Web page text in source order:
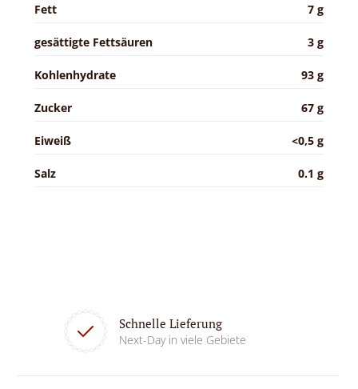
Fett 7 g
gesättigte Fettsäuren 3 g
Kohlenhydrate 93 g
Zucker 67 g
Eiweiß <0,5 g
Salz 0.1 g
Schnelle Lieferung
Next-Day in viele Gebiete